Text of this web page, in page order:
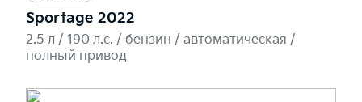
Sportage 2022
2.5 л / 190 л.c. / бензин / автоматическая /
полный привод